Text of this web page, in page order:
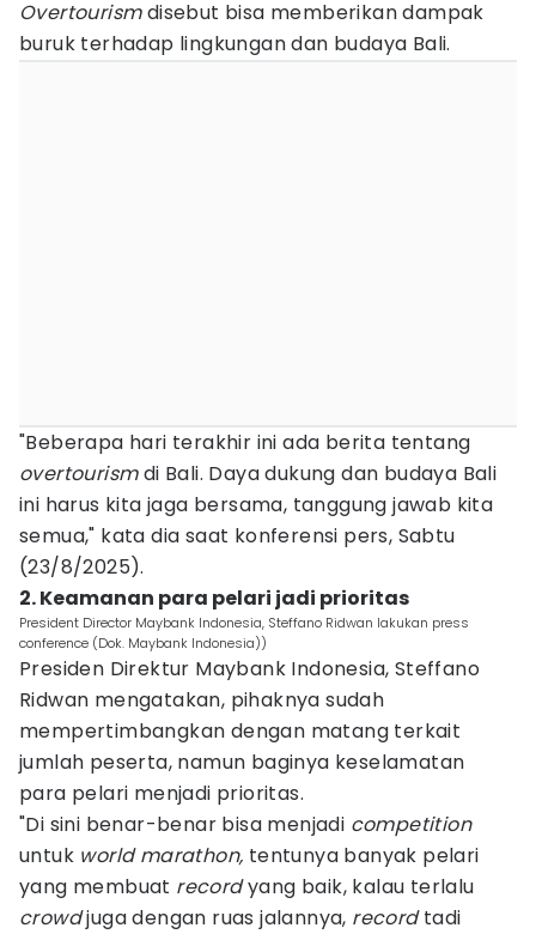
Overtourismdisebut bisa memberikan dampak
buruk terhadap lingkungan dan budaya Bali.
"Beberapa hari terakhir ini ada berita tentang
overtourismdi Bali. Daya dukung dan budaya Bali
ini harus kita jaga bersama, tanggung jawab kita
semua," kata dia saat konferensi pers, Sabtu
(23/8/2025).
2. Keamanan para pelari jadi prioritas
President Director Maybank Indonesia, Steffano Ridwan lakukan press
conference (Dok. Maybank Indonesia))
Presiden Direktur Maybank Indonesia, Steffano
Ridwan mengatakan, pihaknya sudah
mempertimbangkan dengan matang terkait
jumlah peserta, namun baginya keselamatan
para pelari menjadi prioritas.
"Di sini benar-benar bisa menjadi competition
untuk world marathon, tentunya banyak pelari
yang membuat recordyang baik, kalau terlalu
crowdjuga dengan ruas jalannya, recordtadi